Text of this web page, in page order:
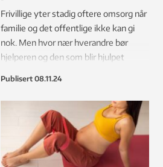
Frivillige yter stadig oftere omsorg når
familie og det offentlige ikke kan gi
nok. Men hvor nær hverandre bør
hjelperen og den som blir hjulpet
Publisert 08.11.24